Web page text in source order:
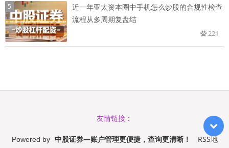
5
近一年亚太资本圈中手机怎么炒股的合规性检查
流程从多周期复盘结
221
友情链接：
Powered by 中股证券—账户管理更便捷，查询更清晰！
RSS地